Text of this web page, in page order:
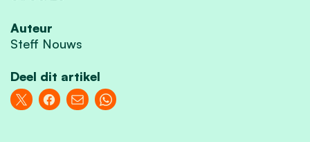
Auteur
Steff Nouws
Deel dit artikel